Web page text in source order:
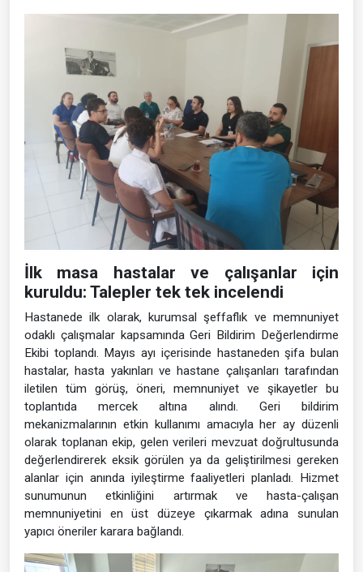
İlk masa hastalar ve çalışanlar için
kuruldu: Talepler tek tek incelendi
Hastanede ilk olarak, kurumsal şeffaflık ve memnuniyet
odaklı çalışmalar kapsamında Geri Bildirim Değerlendirme
Ekibi toplandı. Mayıs ayı içerisinde hastaneden şifa bulan
hastalar, hasta yakınları ve hastane çalışanları tarafından
iletilen tüm görüş, öneri, memnuniyet ve şikayetler bu
toplantıda mercek altına alındı. Geri bildirim
mekanizmalarının etkin kullanımı amacıyla her ay düzenli
olarak toplanan ekip, gelen verileri mevzuat doğrultusunda
değerlendirerek eksik görülen ya da geliştirilmesi gereken
alanlar için anında iyileştirme faaliyetleri planladı. Hizmet
sunumunun etkinliğini artırmak ve hasta-çalışan
memnuniyetini en üst düzeye çıkarmak adına sunulan
yapıcı öneriler karara bağlandı.